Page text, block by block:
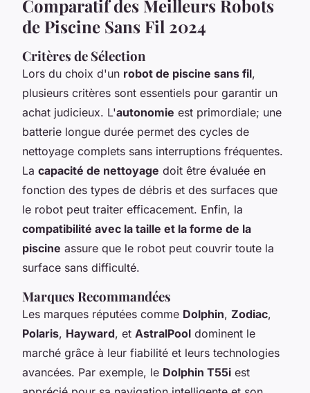
Comparatif des Meilleurs Robots
de Piscine Sans Fil 2024
Critères de Sélection
Lors du choix d'un robot de piscine sans fil,
plusieurs critères sont essentiels pour garantir un
achat judicieux. L'autonomie est primordiale; une
batterie longue durée permet des cycles de
nettoyage complets sans interruptions fréquentes.
La capacité de nettoyage doit être évaluée en
fonction des types de débris et des surfaces que
le robot peut traiter efficacement. Enfin, la
compatibilité avec la taille et la forme de la
piscine assure que le robot peut couvrir toute la
surface sans difficulté.
Marques Recommandées
Les marques réputées comme Dolphin, Zodiac,
Polaris, Hayward, et AstralPool dominent le
marché grâce à leur fiabilité et leurs technologies
avancées. Par exemple, le Dolphin T55i est